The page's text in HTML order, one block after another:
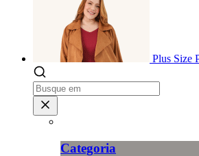
Plus Size
Categoria